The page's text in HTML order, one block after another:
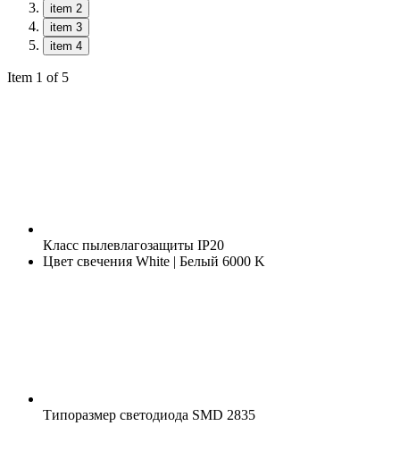
item 2
item 3
item 4
Item 1 of 5
Класс пылевлагозащиты IP20
Цвет свечения White | Белый 6000 K
Типоразмер светодиода SMD 2835